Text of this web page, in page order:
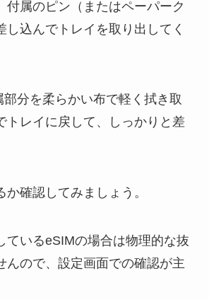
付属のピン（またはペーパーク
し込んでトレイを取り出してく
分を柔らかい布で軽く拭き取
トレイに戻して、しっかりと差
か確認してみましょう。
ているeSIMの場合は物理的な抜
んので、設定画面での確認が主